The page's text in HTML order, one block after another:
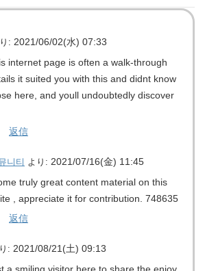
: 2021/06/02(水) 07:33
internet page is often a walk-through
it suited you with this and didnt know
here, and youll undoubtedly discover
返信
니티 より: 2021/07/16(金) 11:45
truly great content material on this
, appreciate it for contribution. 748635
返信
: 2021/08/21(土) 09:13